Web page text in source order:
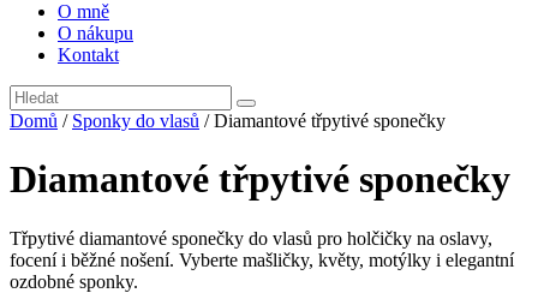
O mně
O nákupu
Kontakt
Domů / Sponky do vlasů / Diamantové třpytivé sponečky
Diamantové třpytivé sponečky
Třpytivé diamantové sponečky do vlasů pro holčičky na oslavy,
focení i běžné nošení. Vyberte mašličky, květy, motýlky i elegantní
ozdobné sponky.